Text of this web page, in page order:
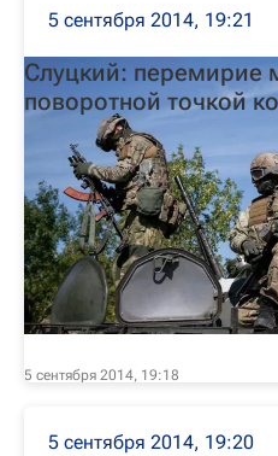
5 сентября 2014, 19:21
5 сентября 2014, 19:18
Слуцкий: перемирие
поворотной точкой
5 сентября 2014, 19:20